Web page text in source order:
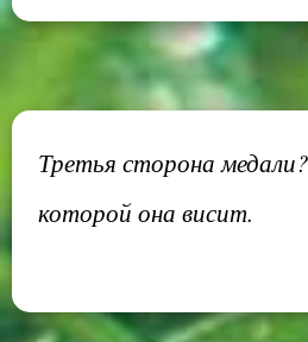
Третья сторона
которой она висит.